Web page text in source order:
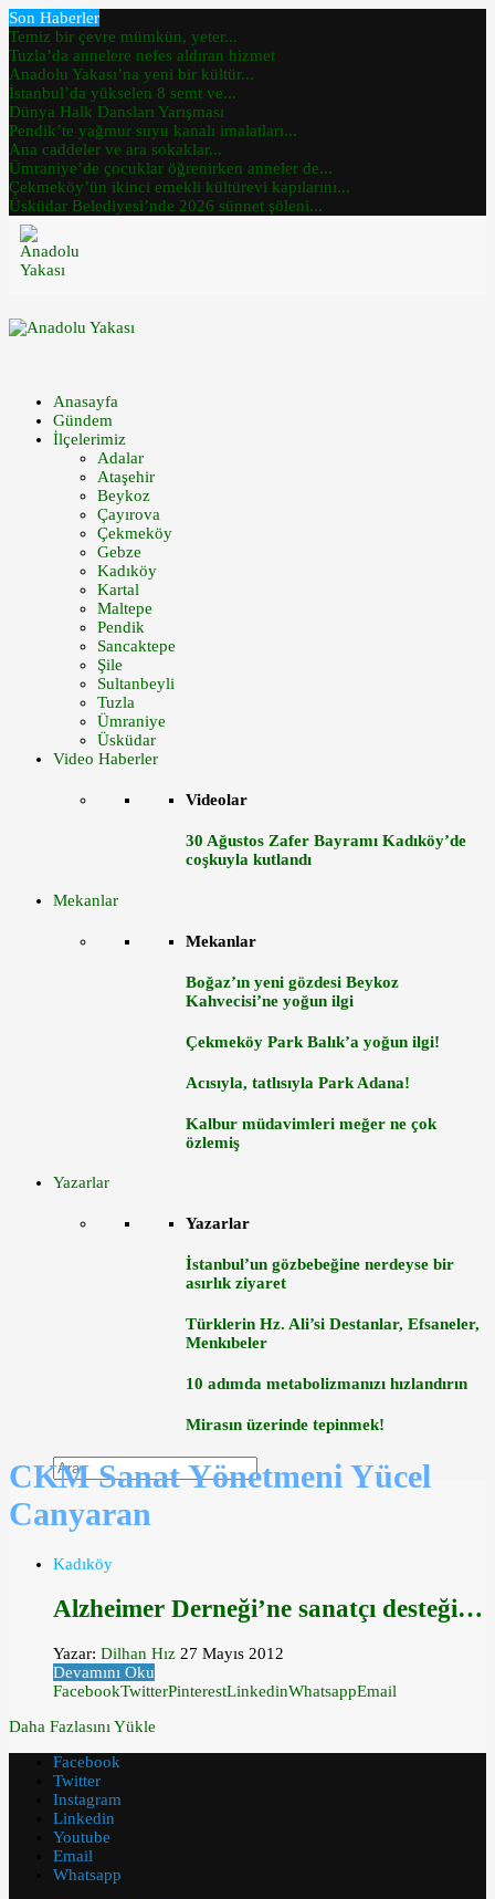
Son Haberler
Temiz bir çevre mümkün, yeter...
Tuzla’da annelere nefes aldıran hizmet
Anadolu Yakası’na yeni bir kültür...
İstanbul’da yükselen 8 semt ve...
Dünya Halk Dansları Yarışması
Pendik’te yağmur suyu kanalı imalatları...
Ana caddeler ve ara sokaklar...
Ümraniye’de çocuklar öğrenirken anneler de...
Çekmeköy’ün ikinci emekli kültürevi kapılarını...
Üsküdar Belediyesi’nde 2026 sünnet şöleni...
Anasayfa
Gündem
İlçelerimiz
Adalar
Ataşehir
Beykoz
Çayırova
Çekmeköy
Gebze
Kadıköy
Kartal
Maltepe
Pendik
Sancaktepe
Şile
Sultanbeyli
Tuzla
Ümraniye
Üsküdar
Video Haberler
Videolar
30 Ağustos Zafer Bayramı Kadıköy’de
coşkuyla kutlandı
Mekanlar
Mekanlar
Boğaz’ın yeni gözdesi Beykoz
Kahvecisi’ne yoğun ilgi
Çekmeköy Park Balık’a yoğun ilgi!
Acısıyla, tatlısıyla Park Adana!
Kalbur müdavimleri meğer ne çok
özlemiş
Yazarlar
Yazarlar
İstanbul’un gözbebeğine nerdeyse bir
asırlık ziyaret
Türklerin Hz. Ali’si Destanlar, Efsaneler,
Menkıbeler
10 adımda metabolizmanızı hızlandırın
Mirasın üzerinde tepinmek!
CKM Sanat Yönetmeni Yücel
Canyaran
Kadıköy
Alzheimer Derneği’ne sanatçı desteği…
Yazar: Dilhan Hız 27 Mayıs 2012
Devamını Oku
FacebookTwitterPinterestLinkedinWhatsappEmail
Daha Fazlasını Yükle
Facebook
Twitter
Instagram
Linkedin
Youtube
Email
Whatsapp